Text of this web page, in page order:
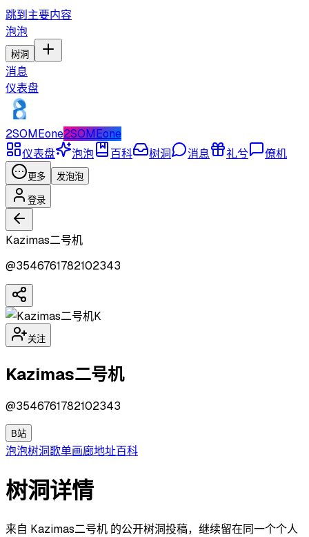
跳到主要内容
泡泡
树洞
消息
仪表盘
2SOMEone2SOMEone
仪表盘
泡泡 百科 树洞 消息 礼兮 僚机
更多 发泡泡
登录
Kazimas二号机
@3546761782102343
K
关注
Kazimas二号机
@3546761782102343
B站
泡泡树洞歌单画廊地址百科
树洞详情
来自 Kazimas二号机 的公开树洞投稿，继续留在同一个个人